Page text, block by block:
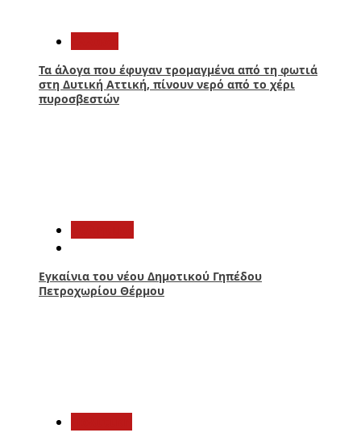
Τα άλογα που έφυγαν τρομαγμένα από τη φωτιά
στη Δυτική Αττική, πίνουν νερό από το χέρι
πυροσβεστών
Εγκαίνια του νέου Δημοτικού Γηπέδου
Πετροχωρίου Θέρμου